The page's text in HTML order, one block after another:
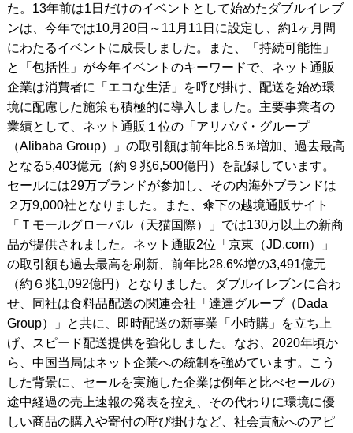
た。13年前は1日だけのイベントとして始めたダブルイレブ
ンは、今年では10月20日～11月11日に設定し、約1ヶ月間
にわたるイベントに成長しました。また、「持続可能性」
と「包括性」が今年イベントのキーワードで、ネット通販
企業は消費者に「エコな生活」を呼び掛け、配送を始め環
境に配慮した施策も積極的に導入しました。主要事業者の
業績として、ネット通販１位の「アリババ・グループ
（Alibaba Group）」の取引額は前年比8.5％増加、過去最高
となる5,403億元（約９兆6,500億円）を記録しています。
セールには29万ブランドが参加し、その内海外ブランドは
２万9,000社となりました。また、傘下の越境通販サイト
「Ｔモールグローバル（天猫国際）」では130万以上の新商
品が提供されました。ネット通販2位「京東（JD.com）」
の取引額も過去最高を刷新、前年比28.6%増の3,491億元
（約６兆1,092億円）となりました。ダブルイレブンに合わ
せ、同社は食料品配送の関連会社「達達グループ（Dada
Group）」と共に、即時配送の新事業「小時購」を立ち上
げ、スピード配送提供を強化しました。なお、2020年頃か
ら、中国当局はネット企業への統制を強めています。こう
した背景に、セールを実施した企業は例年と比べセールの
途中経過の売上速報の発表を控え、その代わりに環境に優
しい商品の購入や寄付の呼び掛けなど、社会貢献へのアピ